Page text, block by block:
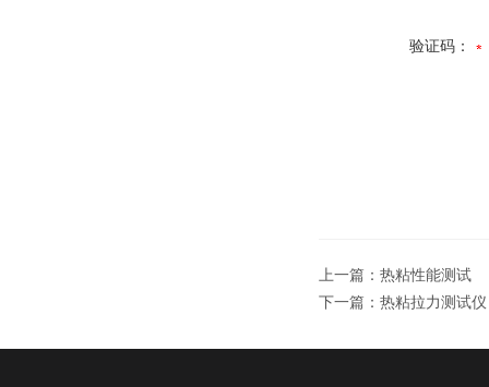
验证码：
上一篇： 热粘性能测试
下一篇： 热粘拉力测试仪